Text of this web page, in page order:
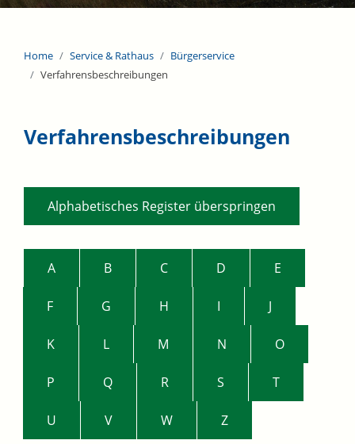
Home Service & Rathaus
Bürgerservice
Verfahrensbeschreibungen
Verfahrensbeschreibungen
Alphabetisches Register überspringen
A B C D E
F G H I J
K L M N O
P Q R S T
U V W Z